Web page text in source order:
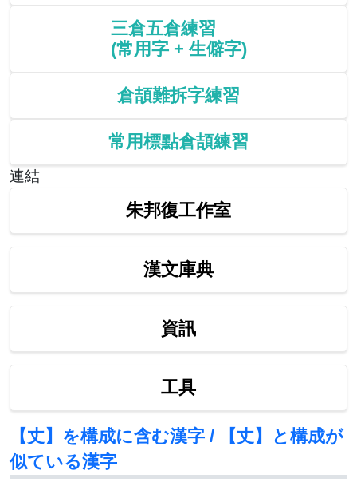
三倉五倉練習
(常用字 + 生僻字)
倉頡難拆字練習
常用標點倉頡練習
連結
朱邦復工作室
漢文庫典
資訊
工具
【丈】を構成に含む漢字 / 【丈】と構成が
似ている漢字